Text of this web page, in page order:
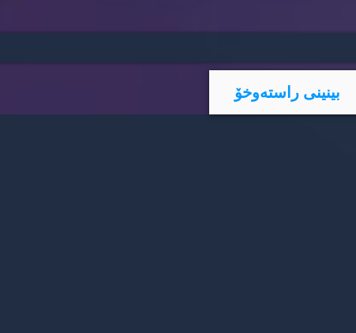
بینینی راسته‌وخۆ